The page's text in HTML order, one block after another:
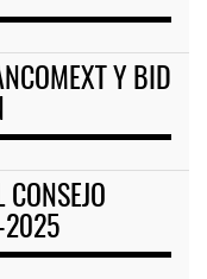
Y BID
CONSEJO
2025